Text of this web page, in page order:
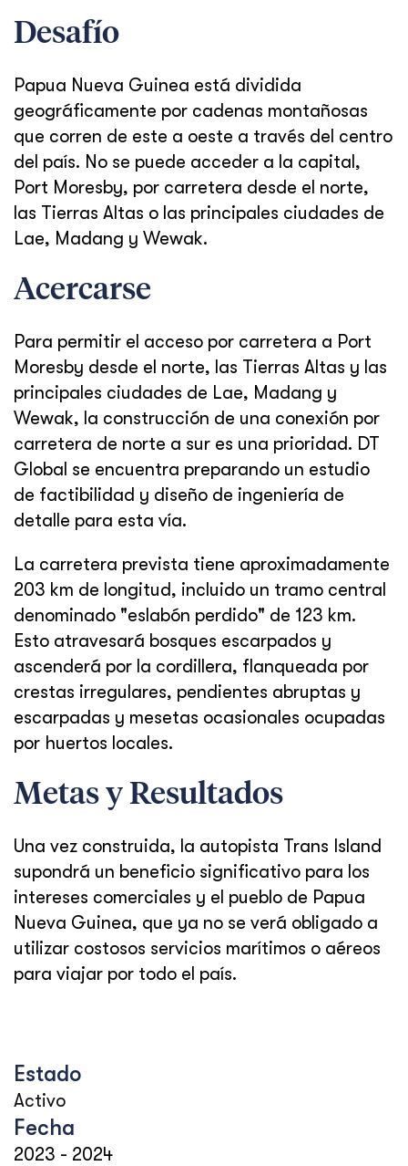
Desafío
Papua Nueva Guinea está dividida
geográficamente por cadenas montañosas
que corren de este a oeste a través del centro
del país. No se puede acceder a la capital,
Port Moresby, por carretera desde el norte,
las Tierras Altas o las principales ciudades de
Lae, Madang y Wewak.
Acercarse
Para permitir el acceso por carretera a Port
Moresby desde el norte, las Tierras Altas y las
principales ciudades de Lae, Madang y
Wewak, la construcción de una conexión por
carretera de norte a sur es una prioridad. DT
Global se encuentra preparando un estudio
de factibilidad y diseño de ingeniería de
detalle para esta vía.
La carretera prevista tiene aproximadamente
203 km de longitud, incluido un tramo central
denominado "eslabón perdido" de 123 km.
Esto atravesará bosques escarpados y
ascenderá por la cordillera, flanqueada por
crestas irregulares, pendientes abruptas y
escarpadas y mesetas ocasionales ocupadas
por huertos locales.
Metas y Resultados
Una vez construida, la autopista Trans Island
supondrá un beneficio significativo para los
intereses comerciales y el pueblo de Papua
Nueva Guinea, que ya no se verá obligado a
utilizar costosos servicios marítimos o aéreos
para viajar por todo el país.
Estado
Activo
Fecha
2023 - 2024